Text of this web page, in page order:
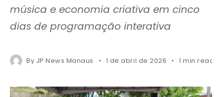
música e economia criativa em cinco
dias de programação interativa
By JP News Manaus 1 de abril de 2026 1 min read